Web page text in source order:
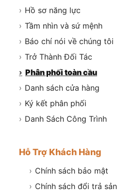
› Hồ sơ năng lực
› Tầm nhìn và sứ mệnh
› Báo chí nói về chúng tôi
› Trở Thành Đối Tác
› Phân phối toàn cầu
› Danh sách cửa hàng
› Ký kết phân phối
› Danh Sách Công Trình
Hỗ Trợ Khách Hàng
› Chính sách bảo mật
› Chính sách đổi trả